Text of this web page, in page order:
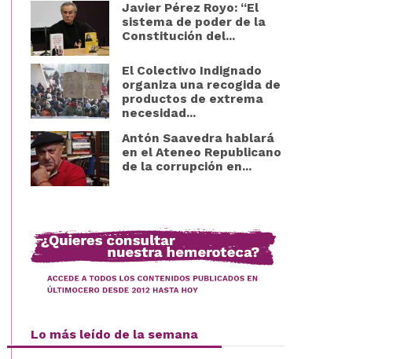
Javier Pérez Royo: “El
sistema de poder de la
Constitución del...
El Colectivo Indignado
organiza una recogida de
productos de extrema
necesidad...
Antón Saavedra hablará
en el Ateneo Republicano
de la corrupción en...
Lo más leído de la semana